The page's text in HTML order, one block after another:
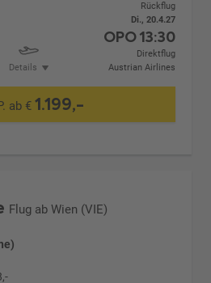
Details
Rückflug
Di., 20.4.27
OPO13:30
Direktflug
Austrian Airlines
ab €1.199,-
Flug ab Wien (VIE)